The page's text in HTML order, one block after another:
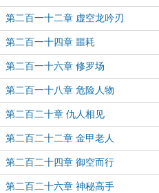
第二百一十二章 虚空龙吟刃
第二百一十四章 噩耗
第二百一十六章 修罗场
第二百一十八章 危险人物
第二百二十章 仇人相见
第二百二十二章 金甲老人
第二百二十四章 御空而行
第二百二十六章 神秘高手